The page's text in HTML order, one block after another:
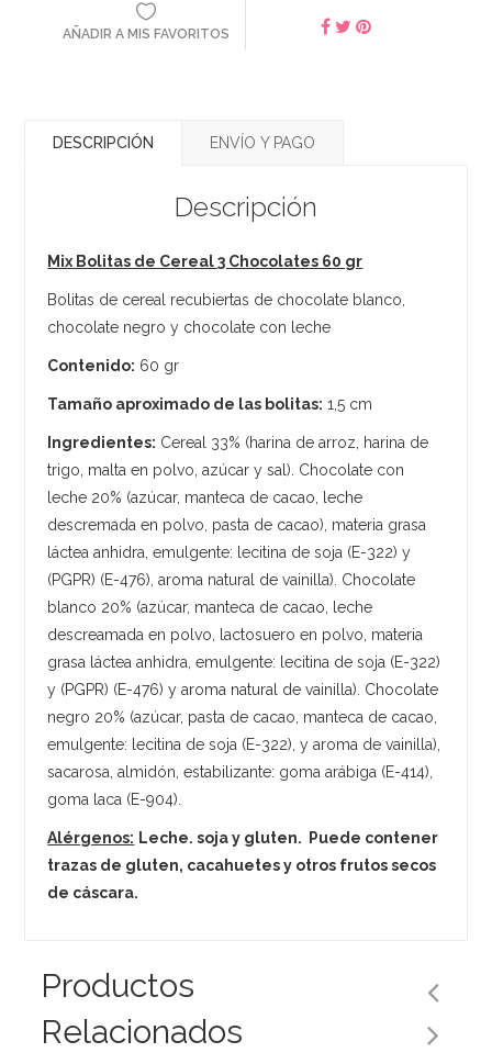
AÑADIR A MIS FAVORITOS
DESCRIPCIÓN ENVÍO Y PAGO
Descripción
Mix Bolitas de Cereal 3 Chocolates 60 gr
Bolitas de cereal recubiertas de chocolate blanco,
chocolate negro y chocolate con leche
Contenido: 60 gr
Tamaño aproximado de las bolitas: 1,5 cm
Ingredientes: Cereal 33% (harina de arroz, harina de
trigo, malta en polvo, azúcar y sal). Chocolate con
leche 20% (azúcar, manteca de cacao, leche
descremada en polvo, pasta de cacao), materia grasa
láctea anhidra, emulgente: lecitina de soja (E-322) y
(PGPR) (E-476), aroma natural de vainilla). Chocolate
blanco 20% (azúcar, manteca de cacao, leche
descreamada en polvo, lactosuero en polvo, materia
grasa láctea anhidra, emulgente: lecitina de soja (E-322)
y (PGPR) (E-476) y aroma natural de vainilla). Chocolate
negro 20% (azúcar, pasta de cacao, manteca de cacao,
emulgente: lecitina de soja (E-322), y aroma de vainilla),
sacarosa, almidón, estabilizante: goma arábiga (E-414),
goma laca (E-904).
Alérgenos: Leche. soja y gluten. Puede contener
trazas de gluten, cacahuetes y otros frutos secos
de cáscara.
Productos
Relacionados